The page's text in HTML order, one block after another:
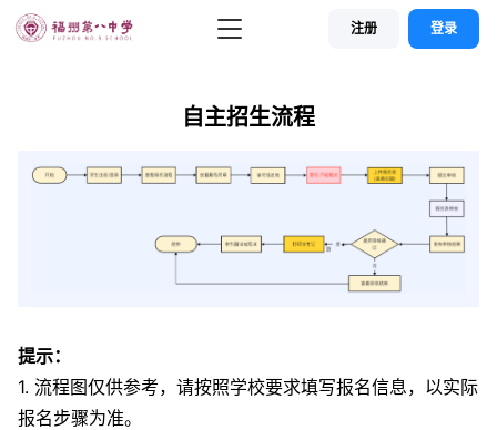
注册 登录
自主招生流程
提示：
1. 流程图仅供参考，请按照学校要求填写报名信息，以实际
报名步骤为准。